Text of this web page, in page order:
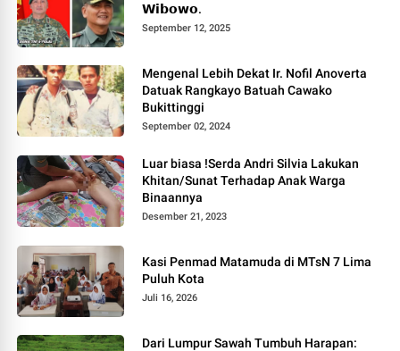
𝗪𝗶𝗯𝗼𝘄𝗼.
September 12, 2025
Mengenal Lebih Dekat Ir. Nofil Anoverta
Datuak Rangkayo Batuah Cawako
Bukittinggi
September 02, 2024
Luar biasa !Serda Andri Silvia Lakukan
Khitan/Sunat Terhadap Anak Warga
Binaannya
Desember 21, 2023
Kasi Penmad Matamuda di MTsN 7 Lima
Puluh Kota
Juli 16, 2026
Dari Lumpur Sawah Tumbuh Harapan: